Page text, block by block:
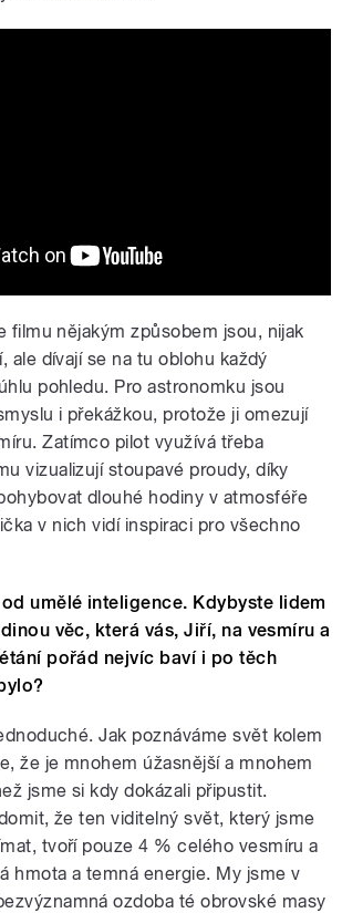
filmu nějakým způsobem jsou, nijak
ale dívají se na tu oblohu každý
pohledu. Pro astronomku jsou
i překážkou, protože ji omezují
Zatímco pilot využívá třeba
vizualizují stoupavé proudy, díky
dlouhé hodiny v atmosféře
v nich vidí inspiraci pro všechno
umělé inteligence. Kdybyste lidem
věc, která vás, Jiří, na vesmíru a
pořád nejvíc baví i po těch
Jak poznáváme svět kolem
že je mnohem úžasnější a mnohem
jsme si kdy dokázali připustit.
že ten viditelný svět, který jsme
tvoří pouze 4 % celého vesmíru a
hmota a temná energie. My jsme v
ozdoba té obrovské masy